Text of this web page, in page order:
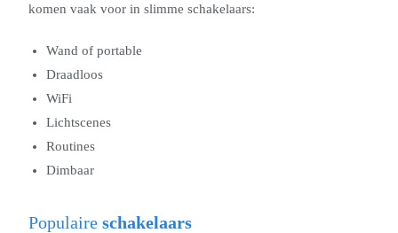
komen vaak voor in slimme schakelaars:
Wand of portable
Draadloos
WiFi
Lichtscenes
Routines
Dimbaar
Populaire schakelaars